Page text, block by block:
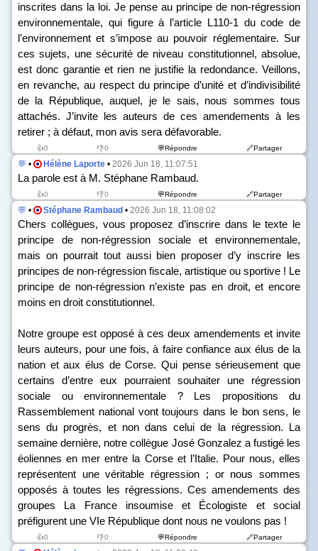
inscrites dans la loi. Je pense au principe de non-régression
environnementale, qui figure à l’article L110-1 du code de
l’environnement et s’impose au pouvoir réglementaire. Sur
ces sujets, une sécurité de niveau constitutionnel, absolue,
est donc garantie et rien ne justifie la redondance. Veillons,
en revanche, au respect du principe d’unité et d’indivisibilité
de la République, auquel, je le sais, nous sommes tous
attachés. J’invite les auteurs de ces amendements à les
retirer ; à défaut, mon avis sera défavorable.
👍0 👎0 💬Répondre 🔗Partager
💬 • Hélène Laporte • 2026 Jun 18, 11:07:51
La parole est à M. Stéphane Rambaud.
👍0 👎0 💬Répondre 🔗Partager
💬 • Stéphane Rambaud • 2026 Jun 18, 11:08:02
Chers collègues, vous proposez d’inscrire dans le texte le
principe de non-régression sociale et environnementale,
mais on pourrait tout aussi bien proposer d’y inscrire les
principes de non-régression fiscale, artistique ou sportive ! Le
principe de non-régression n’existe pas en droit, et encore
moins en droit constitutionnel.
Notre groupe est opposé à ces deux amendements et invite
leurs auteurs, pour une fois, à faire confiance aux élus de la
nation et aux élus de Corse. Qui pense sérieusement que
certains d’entre eux pourraient souhaiter une régression
sociale ou environnementale ? Les propositions du
Rassemblement national vont toujours dans le bon sens, le
sens du progrès, et non dans celui de la régression. La
semaine dernière, notre collègue José Gonzalez a fustigé les
éoliennes en mer entre la Corse et l’Italie. Pour nous, elles
représentent une véritable régression ; or nous sommes
opposés à toutes les régressions. Ces amendements des
groupes La France insoumise et Écologiste et social
préfigurent une VIe République dont nous ne voulons pas !
👍0 👎0 💬Répondre 🔗Partager